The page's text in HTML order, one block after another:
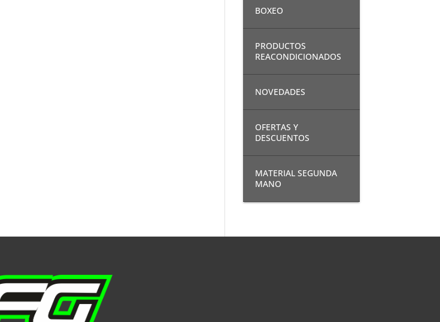
BOXEO
PRODUCTOS
REACONDICIONADOS
NOVEDADES
OFERTAS Y
DESCUENTOS
MATERIAL SEGUNDA
MANO